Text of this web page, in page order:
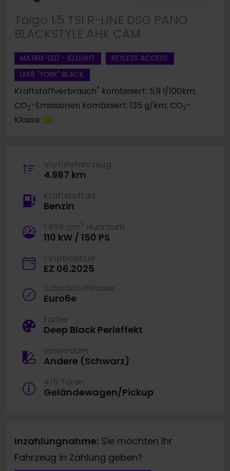
Taigo 1.5 TSI R-LINE DSG PANO
BLACKSTYLE AHK CAM
MATRIX-LED - IQ.LIGHT
KEYLESS ACCESS
LM18 "YORK" BLACK
Kraftstoffverbrauch* kombiniert: 5,9 l/100km;
CO2-Emissionen kombiniert: 135 g/km; CO2-
Klasse: D
Vorführfahrzeug
4.987 km
Kraftstoffart
Benzin
1.498 cm 3 Hubraum
110 kW / 150 PS
1 Vorbesitzer
EZ 06.2025
Schadstoffklasse
Euro6e
Farbe
Deep Black Perleffekt
Innenraum
Andere (Schwarz)
4/5 Türen
Geländewagen/Pickup
Inzahlungnahme: Sie möchten Ihr
Fahrzeug in Zahlung geben?